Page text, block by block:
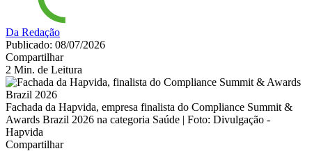
Da Redação
Publicado: 08/07/2026
Compartilhar
2 Min. de Leitura
Fachada da Hapvida, empresa finalista do Compliance Summit &
Awards Brazil 2026 na categoria Saúde | Foto: Divulgação -
Hapvida
Compartilhar